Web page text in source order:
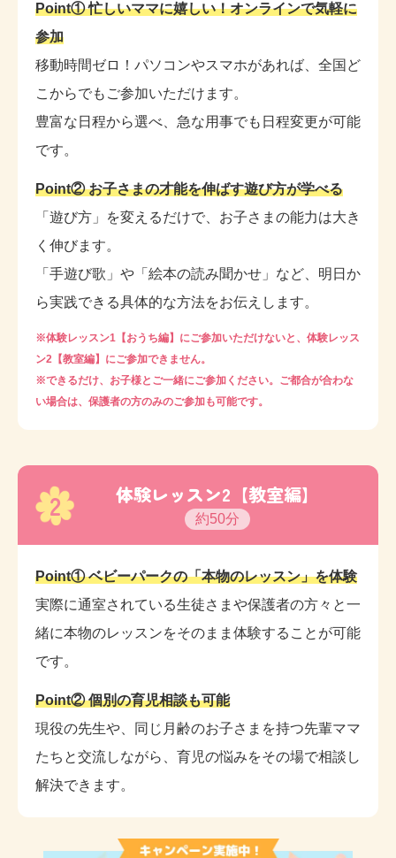
Point① 忙しいママに嬉しい！オンラインで気軽に
参加
移動時間ゼロ！パソコンやスマホがあれば、全国ど
こからでもご参加いただけます。
豊富な日程から選べ、急な用事でも日程変更が可能
です。
Point② お子さまの才能を伸ばす遊び方が学べる
「遊び方」を変えるだけで、お子さまの能力は大き
く伸びます。
「手遊び歌」や「絵本の読み聞かせ」など、明日か
ら実践できる具体的な方法をお伝えします。
※体験レッスン1【おうち編】にご参加いただけないと、体験レッス
ン2【教室編】にご参加できません。
※できるだけ、お子様とご一緒にご参加ください。ご都合が合わな
い場合は、保護者の方のみのご参加も可能です。
2 体験レッスン2【教室編】
約50分
Point① ベビーパークの「本物のレッスン」を体験
実際に通室されている生徒さまや保護者の方々と一
緒に本物のレッスンをそのまま体験することが可能
です。
Point② 個別の育児相談も可能
現役の先生や、同じ月齢のお子さまを持つ先輩ママ
たちと交流しながら、育児の悩みをその場で相談し
解決できます。